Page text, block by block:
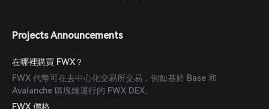
Projects Announcements
在哪裡購買 FWX？
FWX 代幣可在去中心化交易所交易，例如基於 Base 和
Avalanche 區塊鏈運行的 FWX DEX。
FWX 價格